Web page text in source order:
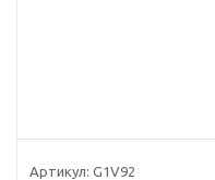
Артикул: G1V92